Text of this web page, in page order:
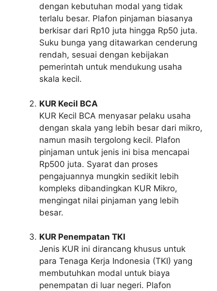
dengan kebutuhan modal yang tidak
terlalu besar. Plafon pinjaman biasanya
berkisar dari Rp10 juta hingga Rp50 juta.
Suku bunga yang ditawarkan cenderung
rendah, sesuai dengan kebijakan
pemerintah untuk mendukung usaha
skala kecil.
KUR Kecil BCA
KUR Kecil BCA menyasar pelaku usaha
dengan skala yang lebih besar dari mikro,
namun masih tergolong kecil. Plafon
pinjaman untuk jenis ini bisa mencapai
Rp500 juta. Syarat dan proses
pengajuannya mungkin sedikit lebih
kompleks dibandingkan KUR Mikro,
mengingat nilai pinjaman yang lebih
besar.
KUR Penempatan TKI
Jenis KUR ini dirancang khusus untuk
para Tenaga Kerja Indonesia (TKI) yang
membutuhkan modal untuk biaya
penempatan di luar negeri. Plafon